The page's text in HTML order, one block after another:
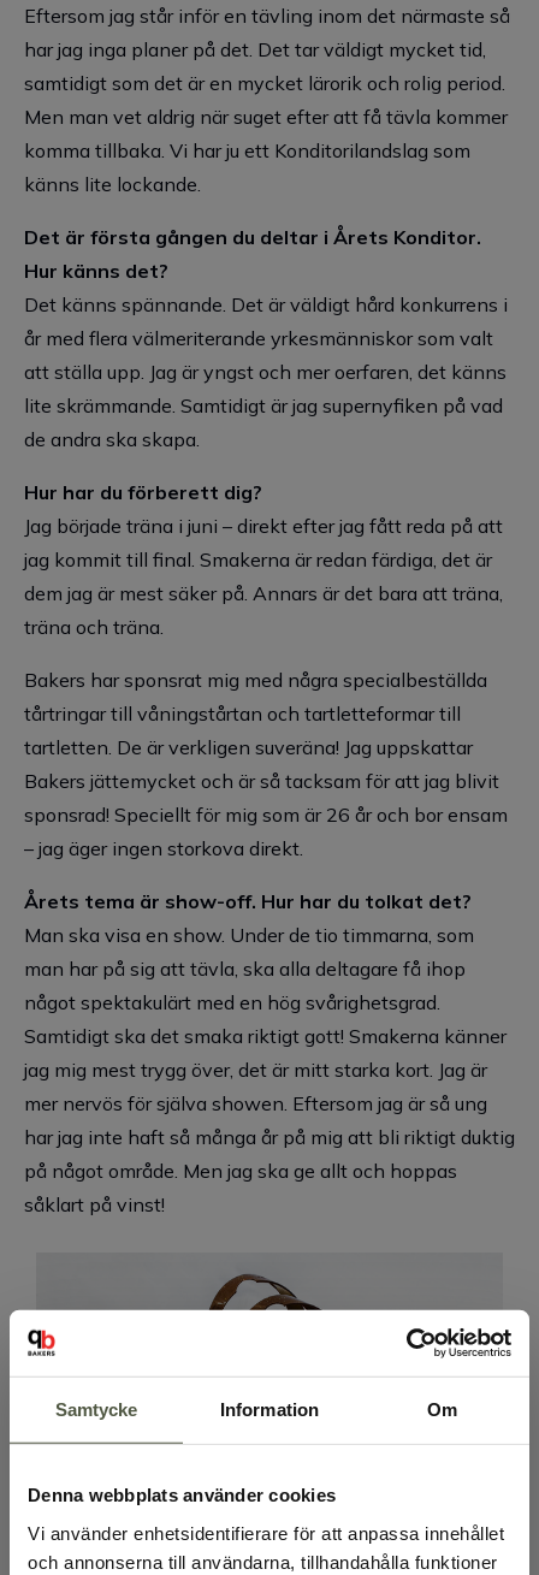
Samtycke Information Om
Denna webbplats använder cookies
Vi använder enhetsidentifierare för att anpassa innehållet
och annonserna till användarna, tillhandahålla funktioner
Eftersom jag står inför en tävling inom det närmaste så
har jag inga planer på det. Det tar väldigt mycket tid,
samtidigt som det är en mycket lärorik och rolig period.
Men man vet aldrig när suget efter att få tävla kommer
komma tillbaka. Vi har ju ett Konditorilandslag som
känns lite lockande.
Det är första gången du deltar i Årets Konditor.
Hur känns det?
Det känns spännande. Det är väldigt hård konkurrens i
år med flera välmeriterande yrkesmänniskor som valt
att ställa upp. Jag är yngst och mer oerfaren, det känns
lite skrämmande. Samtidigt är jag supernyfiken på vad
de andra ska skapa.
Hur har du förberett dig?
Jag började träna i juni – direkt efter jag fått reda på att
jag kommit till final. Smakerna är redan färdiga, det är
dem jag är mest säker på. Annars är det bara att träna,
träna och träna.
Bakers har sponsrat mig med några specialbeställda
tårtringar till våningstårtan och tartletteformar till
tartletten. De är verkligen suveräna! Jag uppskattar
Bakers jättemycket och är så tacksam för att jag blivit
sponsrad! Speciellt för mig som är 26 år och bor ensam
– jag äger ingen storkova direkt.
Årets tema är show-off. Hur har du tolkat det?
Man ska visa en show. Under de tio timmarna, som
man har på sig att tävla, ska alla deltagare få ihop
något spektakulärt med en hög svårighetsgrad.
Samtidigt ska det smaka riktigt gott! Smakerna känner
jag mig mest trygg över, det är mitt starka kort. Jag är
mer nervös för själva showen. Eftersom jag är så ung
har jag inte haft så många år på mig att bli riktigt duktig
på något område. Men jag ska ge allt och hoppas
såklart på vinst!